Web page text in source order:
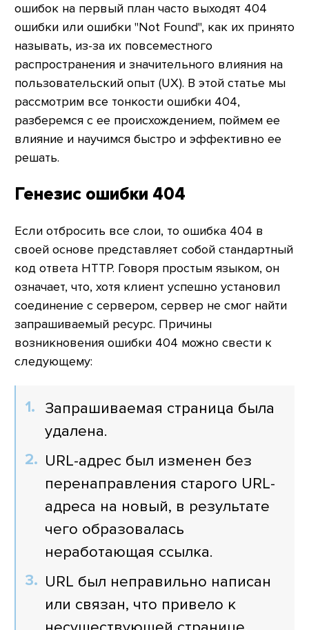
ошибок на первый план часто выходят 404
ошибки или ошибки "Not Found", как их принято
называть, из-за их повсеместного
распространения и значительного влияния на
пользовательский опыт (UX). В этой статье мы
рассмотрим все тонкости ошибки 404,
разберемся с ее происхождением, поймем ее
влияние и научимся быстро и эффективно ее
решать.
Генезис ошибки 404
Если отбросить все слои, то ошибка 404 в
своей основе представляет собой стандартный
код ответа HTTP. Говоря простым языком, он
означает, что, хотя клиент успешно установил
соединение с сервером, сервер не смог найти
запрашиваемый ресурс. Причины
возникновения ошибки 404 можно свести к
следующему:
Запрашиваемая страница была
удалена.
URL-адрес был изменен без
перенаправления старого URL-
адреса на новый, в результате
чего образовалась
неработающая ссылка.
URL был неправильно написан
или связан, что привело к